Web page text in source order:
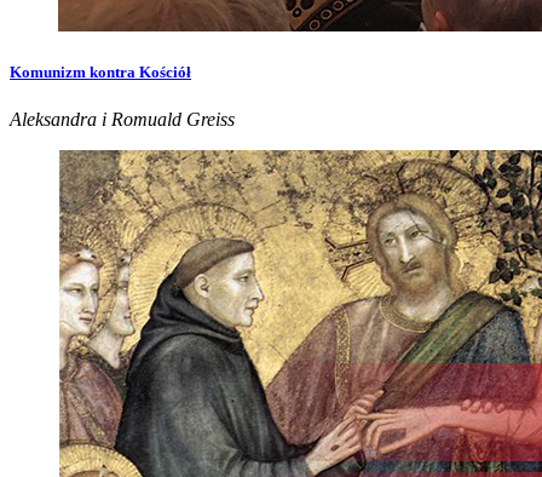
Komunizm kontra Kościół
Aleksandra i Romuald Greiss